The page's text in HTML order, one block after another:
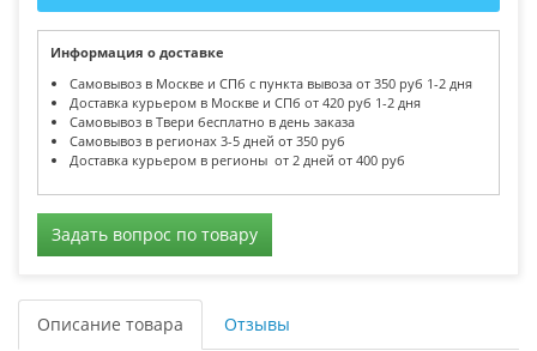
Информация о доставке
Самовывоз в Москве и СПб с пункта вывоза от 350 руб 1-2 дня
Доставка курьером в Москве и СПб от 420 руб 1-2 дня
Самовывоз в Твери бесплатно в день заказа
Самовывоз в регионах 3-5 дней от 350 руб
Доставка курьером в регионы от 2 дней от 400 руб
Задать вопрос по товару
Описание товара Отзывы